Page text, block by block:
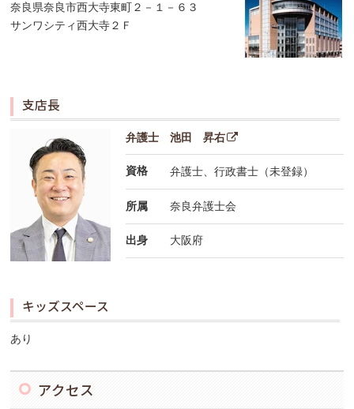
奈良県奈良市西大寺東町２－１－６３
サンワシティ西大寺２Ｆ
支店長
弁護士 池田 昇右
資格 弁護士、行政書士（未登録）
所属 奈良弁護士会
出身 大阪府
キッズスペース
あり
アクセス